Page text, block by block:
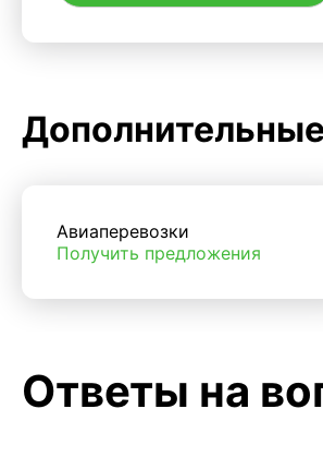
Авиаперевозки
Получить предложения
Ответы на